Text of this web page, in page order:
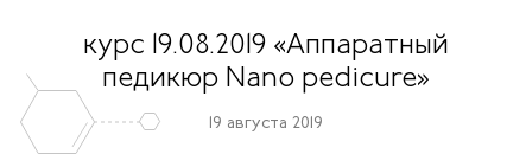
курс 19.08.2019 «Аппаратный
педикюр Nano pedicure»
19 августа 2019